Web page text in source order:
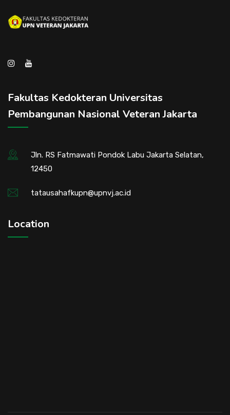
Fakultas Kedokteran Universitas
Pembangunan Nasional Veteran Jakarta
Jln. RS Fatmawati Pondok Labu Jakarta Selatan,
12450
tatausahafkupn@upnvj.ac.id
Location